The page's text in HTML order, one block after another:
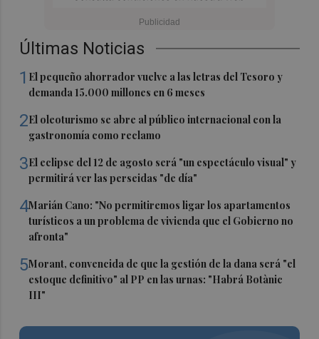
Últimas Noticias
1 El pequeño ahorrador vuelve a las letras del Tesoro y
demanda 15.000 millones en 6 meses
2El oleoturismo se abre al público internacional con la
gastronomía como reclamo
3El eclipse del 12 de agosto será "un espectáculo visual" y
permitirá ver las perseidas "de día"
4Marián Cano: "No permitiremos ligar los apartamentos
turísticos a un problema de vivienda que el Gobierno no
afronta"
5Morant, convencida de que la gestión de la dana será "el
estoque definitivo" al PP en las urnas: "Habrá Botànic
III"